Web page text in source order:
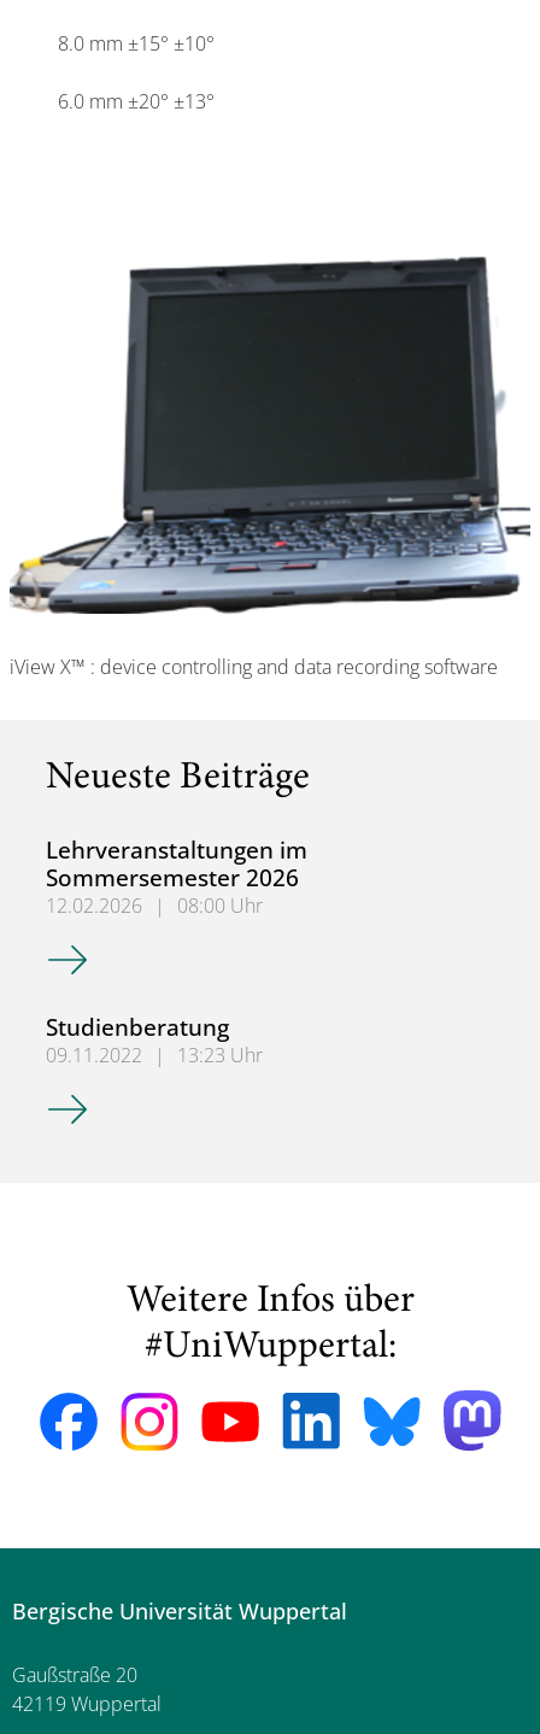
8.0 mm ±15° ±10°
6.0 mm ±20° ±13°
iView X™ : device controlling and data recording software
Neueste Beiträge
Lehrveranstaltungen im
Sommersemester 2026
12.02.2026 |
08:00 Uhr
Lehrveranstaltungen im Sommersemester 2026
Studienberatung
09.11.2022 |
13:23 Uhr
Studienberatung
Weitere Infos über
#UniWuppertal:
Bergische Universität Wuppertal
Gaußstraße 20
42119 Wuppertal